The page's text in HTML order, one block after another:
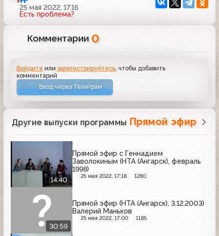
25 мая 2022, 17:16
Есть проблема?
Комментарии 0
Войдите илизарегистрируйтесь, чтобы добавить
комментарий
Вход через Телеграм
Другие выпуски программы Прямой эфир
14:40
Прямой эфир с Геннадием
Заволокиным (НТА (Ангарск), февраль
1998)
25 мая 2022, 17:18 1280
30:59
Прямой эфир (НТА (Ангарск), 3.12.2003)
Валерий Маньков
25 мая 2022, 17:00 1185